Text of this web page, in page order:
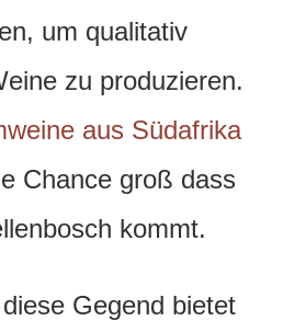
um qualitativ
zu produzieren.
aus Südafrika
Chance groß dass
kommt.
Gegend bietet